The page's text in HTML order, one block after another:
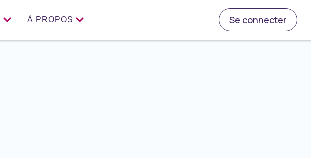
À PROPOS Se connecter